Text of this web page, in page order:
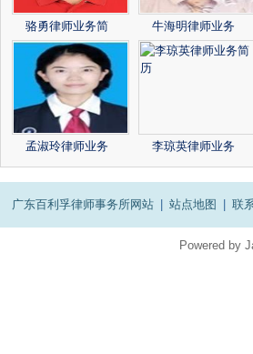
骆勇律师业务简 牛海明律师业务
孟淑玲律师业务 李琼英律师业务
广东百利孚律师事务所网站 站点地图 联
Powered by